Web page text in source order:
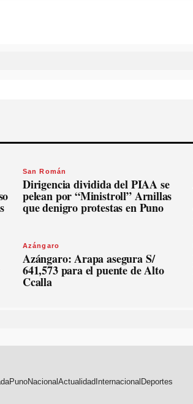
San Román
Dirigencia dividida del PIAA se
pelean por “Ministroll” Arnillas
que denigro protestas en Puno
Azángaro
Azángaro: Arapa asegura S/
641,573 para el puente de Alto
Ccalla
PunoNacionalActualidadInternacionalDeportes